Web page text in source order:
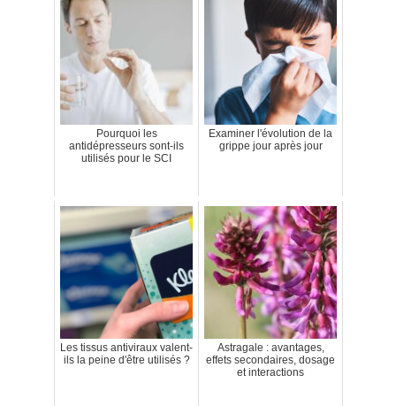
Pourquoi les
antidépresseurs sont-ils
utilisés pour le SCI
Examiner l'évolution de la
grippe jour après jour
Les tissus antiviraux valent-
ils la peine d'être utilisés ?
Astragale : avantages,
effets secondaires, dosage
et interactions